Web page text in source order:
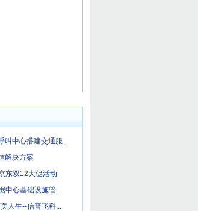
叫中心搭建交通服...
解决方案
东双12大促活动
中心基础设施管...
人生--信普飞科...